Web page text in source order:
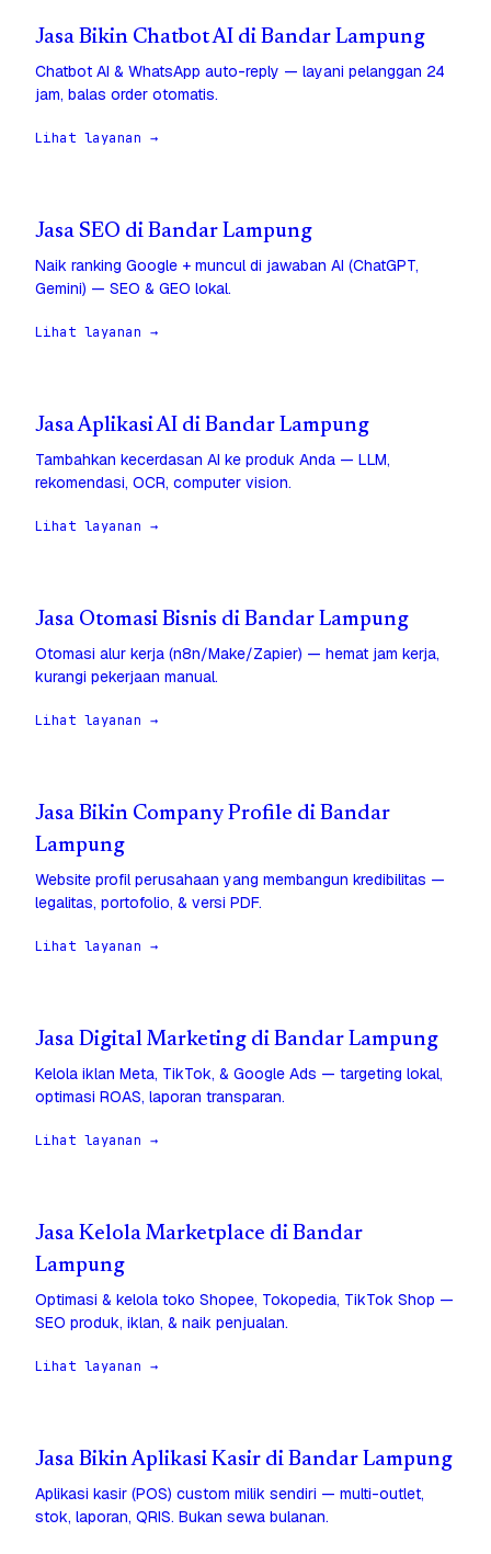
Jasa Bikin Chatbot AI di Bandar Lampung
Chatbot AI & WhatsApp auto-reply — layani pelanggan 24
jam, balas order otomatis.
Lihat layanan →
Jasa SEO di Bandar Lampung
Naik ranking Google + muncul di jawaban AI (ChatGPT,
Gemini) — SEO & GEO lokal.
Lihat layanan →
Jasa Aplikasi AI di Bandar Lampung
Tambahkan kecerdasan AI ke produk Anda — LLM,
rekomendasi, OCR, computer vision.
Lihat layanan →
Jasa Otomasi Bisnis di Bandar Lampung
Otomasi alur kerja (n8n/Make/Zapier) — hemat jam kerja,
kurangi pekerjaan manual.
Lihat layanan →
Jasa Bikin Company Profile di Bandar
Lampung
Website profil perusahaan yang membangun kredibilitas —
legalitas, portofolio, & versi PDF.
Lihat layanan →
Jasa Digital Marketing di Bandar Lampung
Kelola iklan Meta, TikTok, & Google Ads — targeting lokal,
optimasi ROAS, laporan transparan.
Lihat layanan →
Jasa Kelola Marketplace di Bandar
Lampung
Optimasi & kelola toko Shopee, Tokopedia, TikTok Shop —
SEO produk, iklan, & naik penjualan.
Lihat layanan →
Jasa Bikin Aplikasi Kasir di Bandar Lampung
Aplikasi kasir (POS) custom milik sendiri — multi-outlet,
stok, laporan, QRIS. Bukan sewa bulanan.